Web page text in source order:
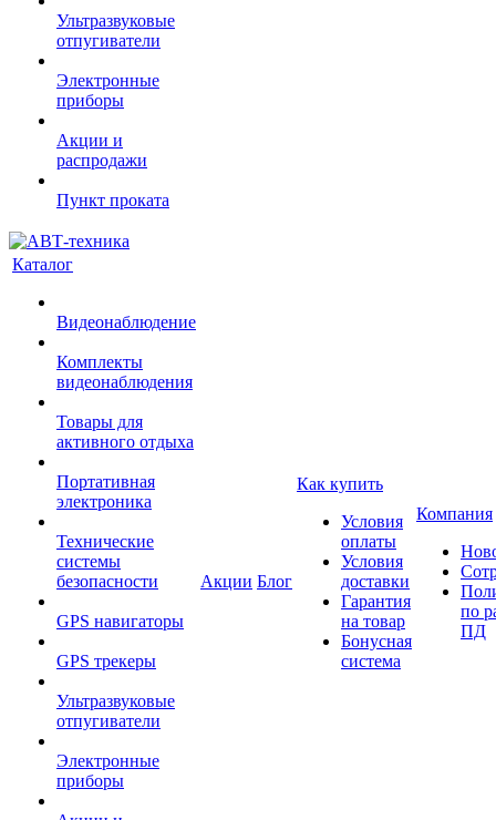
Ультразвуковые
отпугиватели
Электронные
приборы
Акции и
распродажи
Пункт проката
Каталог
Видеонаблюдение
Комплекты
видеонаблюдения
Товары для
активного отдыха
Портативная
электроника
Технические
системы
безопасности
GPS навигаторы
GPS трекеры
Ультразвуковые
отпугиватели
Электронные
приборы
Акции Блог
Как купить
Условия
оплаты
Условия
доставки
Гарантия
на товар
Бонусная
система
Компания
по
ПД